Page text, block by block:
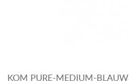
KOM PURE-MEDIUM-BLAUW